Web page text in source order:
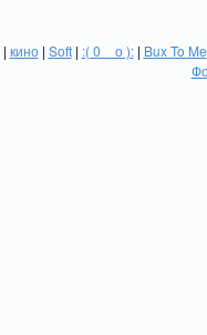
| кино| Soft| :( 0 _ о ):| Bux To Me